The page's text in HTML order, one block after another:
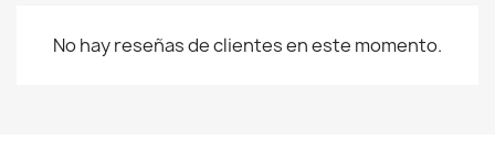
No hay reseñas de clientes en este momento.